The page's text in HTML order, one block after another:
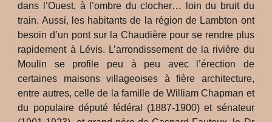
dans l’Ouest, à l’ombre du clocher… loin du bruit du
train. Aussi, les habitants de la région de Lambton ont
besoin d’un pont sur la Chaudière pour se rendre plus
rapidement à Lévis. L’arrondissement de la rivière du
Moulin se profile peu à peu avec l’érection de
certaines maisons villageoises à fière architecture,
entre autres, celle de la famille de William Chapman et
du populaire député fédéral (1887-1900) et sénateur